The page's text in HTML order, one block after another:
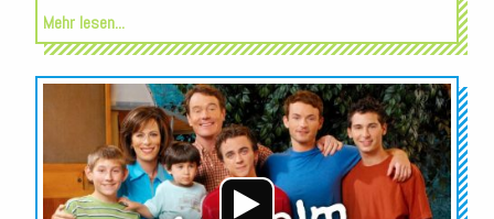
Mehr lesen...
Audio-
Player